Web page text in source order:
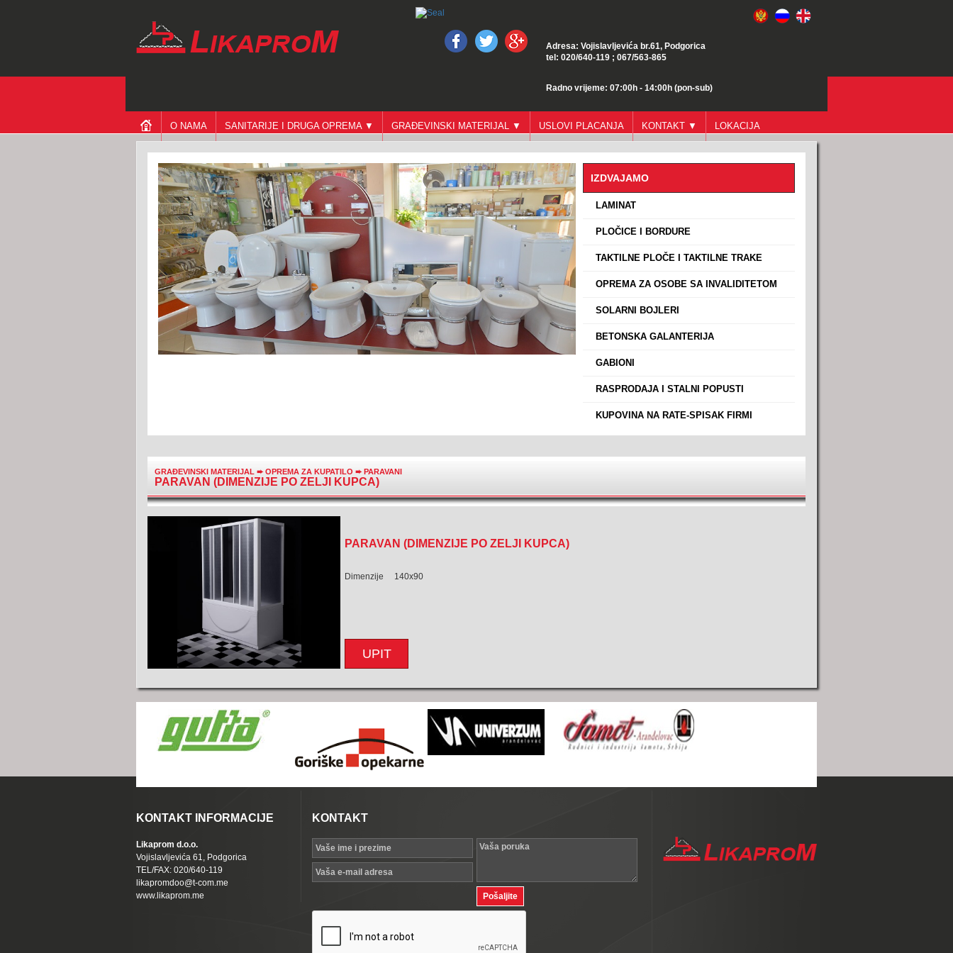
Adresa: Vojislavljevića br.61, Podgorica
tel: 020/640-119 ; 067/563-865
Radno vrijeme: 07:00h - 14:00h (pon-sub)
O NAMA SANITARIJE I DRUGA OPREMA ▼ GRAĐEVINSKI MATERIJAL ▼ USLOVI PLACANJA KONTAKT ▼ LOKACIJA
IZDVAJAMO
LAMINAT
PLOČICE I BORDURE
TAKTILNE PLOČE I TAKTILNE TRAKE
OPREMA ZA OSOBE SA INVALIDITETOM
SOLARNI BOJLERI
BETONSKA GALANTERIJA
GABIONI
RASPRODAJA I STALNI POPUSTI
KUPOVINA NA RATE-SPISAK FIRMI
GRAĐEVINSKI MATERIJAL ➨OPREMA ZA KUPATILO ➨PARAVANI
PARAVAN (DIMENZIJE PO ZELJI KUPCA)
PARAVAN (DIMENZIJE PO ZELJI KUPCA)
Dimenzije 140x90
UPIT
KONTAKT INFORMACIJE
Likaprom d.o.o.
Vojislavljevića 61, Podgorica
TEL/FAX: 020/640-119
likapromdoo@t-com.me
www.likaprom.me
KONTAKT